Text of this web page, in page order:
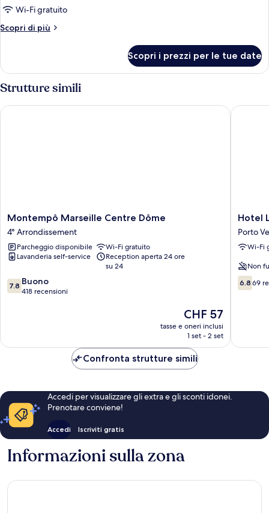
Room,
Shared
Bathroom
pers)
Wi-Fi gratuito
Scopri di più
Altri
Shared
Bathroom
(4
pers)
Scopri i prezzi per le tue date
Strutture simili
Montempô
Marseille
Centre
Dôme
4°
Montempô Marseille Centre Dôme
4° Arrondissement
Parcheggio disponibile
Wi-Fi gratuito
Lavanderia self-service
Reception aperta 24 ore
su 24
7.8
su
7.8 Buono
418 recensioni
Il
prezzo
attuale
CHF 57
CHF 57
tasse e oneri inclusi
1 set - 2 set
Montempô Marseille Centre Dôme
Hotel
Le
Porto
Vecchio
di
Hotel
Porto
Wi-Fi
Non
6.8
su
6.8 69
Hotel
Confronta strutture simili
Accedi per visualizzare gli extra e gli sconti idonei.
Prenotare conviene!
Accedi Iscriviti gratis
Informazioni sulla zona